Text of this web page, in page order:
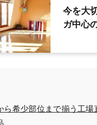
今を大
ガ中心
ら希少部位まで揃う工場